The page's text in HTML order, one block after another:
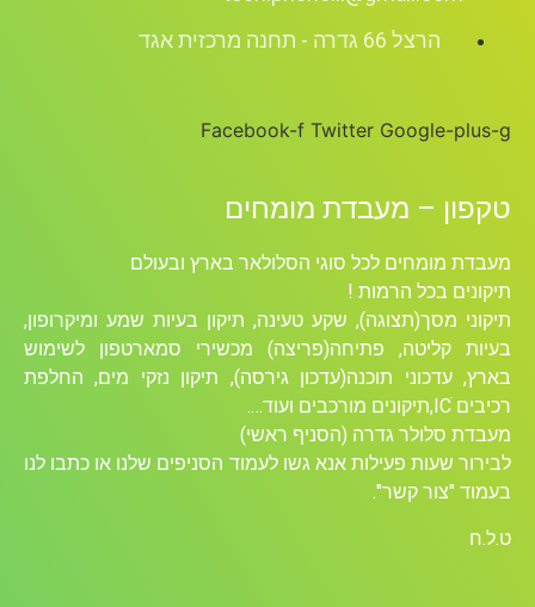
הרצל 66 גדרה - תחנה מרכזית אגד
Facebook-f Twitter Google-plus-g
טקפון – מעבדת מומחים
מעבדת מומחים לכל סוגי הסלולאר בארץ ובעולם
תיקונים בכל הרמות !
תיקוני מסך(תצוגה), שקע טעינה, תיקון בעיות שמע ומיקרופון,
בעיות קליטה, פתיחה(פריצה) מכשירי סמארטפון לשימוש
בארץ, עדכוני תוכנה(עדכון גירסה), תיקון נזקי מים, החלפת
רכיבים ICׁ,תיקונים מורכבים ועוד….
מעבדת סלולר גדרה (הסניף ראשי)
לבירור שעות פעילות אנא גשו לעמוד הסניפים שלנו או כתבו לנו
בעמוד "צור קשר".
ט.ל.ח